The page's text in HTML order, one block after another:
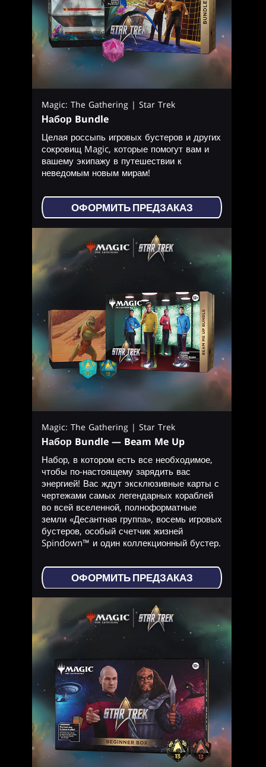
Magic: The Gathering | Star Trek
Набор Bundle
Целая россыпь игровых бустеров и других
сокровищ Magic, которые помогут вам и
вашему экипажу в путешествии к
неведомым новым мирам!
ОФОРМИТЬ ПРЕДЗАКАЗ
Magic: The Gathering | Star Trek
Набор Bundle — Beam Me Up
Набор, в котором есть все необходимое,
чтобы по-настоящему зарядить вас
энергией! Вас ждут эксклюзивные карты с
чертежами самых легендарных кораблей
во всей вселенной, полноформатные
земли «Десантная группа», восемь игровых
бустеров, особый счетчик жизней
Spindown™ и один коллекционный бустер.
ОФОРМИТЬ ПРЕДЗАКАЗ